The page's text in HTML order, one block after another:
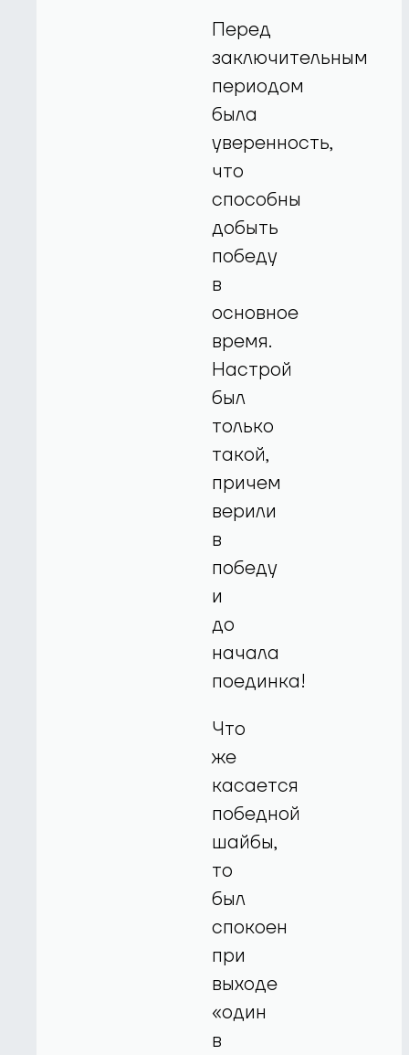
Перед
заключительным
периодом
была
уверенность,
что
способны
добыть
победу
в
основное
время.
Настрой
был
только
такой,
причем
верили
в
победу
и
до
начала
поединка!
Что
же
касается
победной
шайбы,
то
был
спокоен
при
выходе
«один
в